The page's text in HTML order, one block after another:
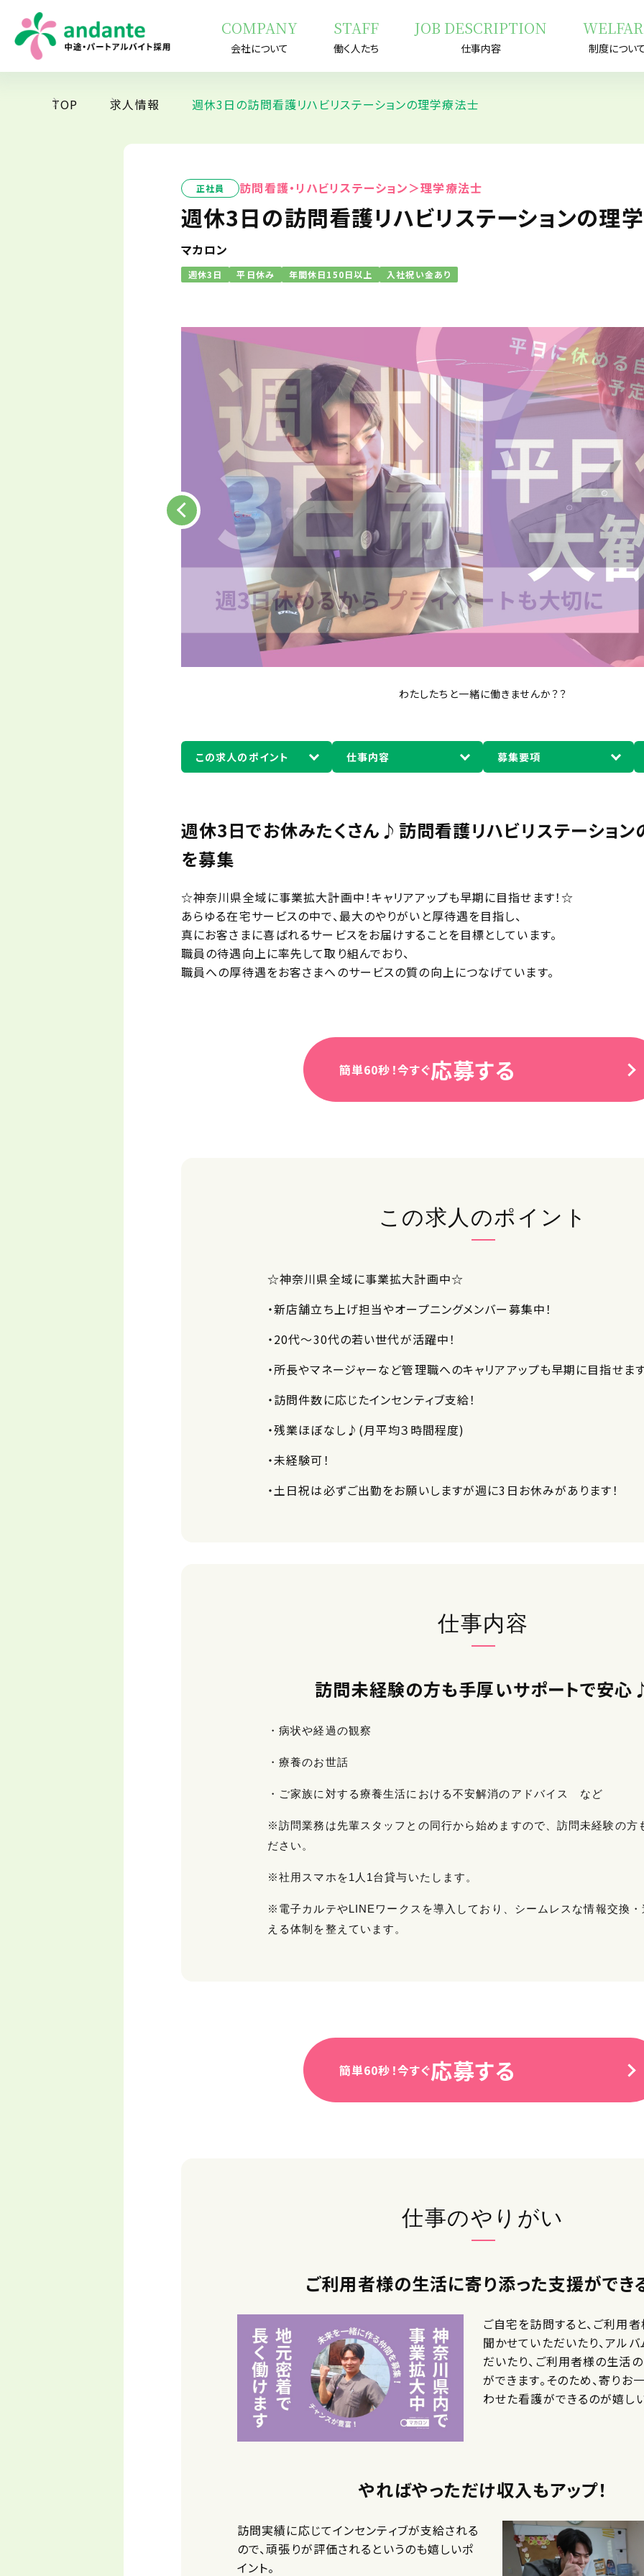
COMPANY
会社について
STAFF
働く人たち
JOB DESCRIPTION
仕事内容 制度につい
TOP 求人情報 週休3日の訪問看護リハビリステーションの理学療法士
正社員 訪問看護・リハビリステーション＞理学療法士
週休3日の訪問看護リハビリステーションの理
マカロン
週休3日 平日休み 年間休日150日以上 入社祝い金あり
わたしたちと一緒に働きませんか？？
この求人のポイント 仕事内容 募集要項
週休3日でお休みたくさん♪訪問看護リハビリステーショ
を募集
☆神奈川県全域に事業拡大計画中！キャリアアップも早期に目指せます！☆
あらゆる在宅サービスの中で、最大のやりがいと厚待遇を目指し、
真にお客さまに喜ばれるサービスをお届けすることを目標としています。
職員の待遇向上に率先して取り組んでおり、
職員への厚待遇をお客さまへのサービスの質の向上につなげています。
簡単60秒！今すぐ応募する
この求人のポイント
☆神奈川県全域に事業拡大計画中☆
・新店舗立ち上げ担当やオープニングメンバー募集中！
・20代～30代の若い世代が活躍中！
・所長やマネージャーなど管理職へのキャリアアップも早期に目指せま
・訪問件数に応じたインセンティブ支給！
・残業ほぼなし♪(月平均３時間程度)
・未経験可！
・土日祝は必ずご出勤をお願いしますが週に3日お休みがあります！
仕事内容
訪問未経験の方も手厚いサポートで安
・病状や経過の観察
・療養のお世話
・ご家族に対する療養生活における不安解消のアドバイス など
※訪問業務は先輩スタッフとの同行から始めますので、訪問未経験の方
ださい。
※社用スマホを1人1台貸与いたします。
※電子カルテやLINEワークスを導入しており、シームレスな情報交換
える体制を整えています。
簡単60秒！今すぐ応募する
仕事のやりがい
ご利用者様の生活に寄り添った支援ができ
ご自宅を訪問すると、ご利用
聞かせていただいたり、アル
だいたり、ご利用者様の生活
ができます。そのため、寄り
わせた看護ができるのが嬉し
やればやっただけ収入もアップ！
訪問実績に応じてインセンティブが支給される
ので、頑張りが評価されるというのも嬉しいポ
イント。